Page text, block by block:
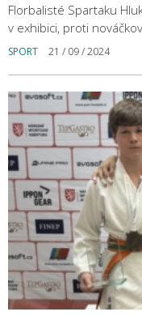
Florbalisté Spartaku
v exhibici, proti
SPORT 21 / 09 / 2024